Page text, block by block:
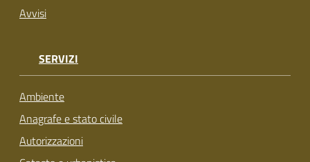
Avvisi
SERVIZI
Ambiente
Anagrafe e stato civile
Autorizzazioni